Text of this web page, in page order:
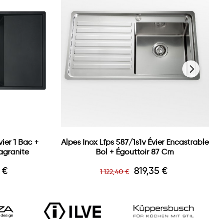
1 Bac +
€
Alpes Inox Lfps 587/1s1v Évier Encastrable
Bol + Égouttoir 87 Cm
Prix
1 122,40 € Prix
819,35 €
›